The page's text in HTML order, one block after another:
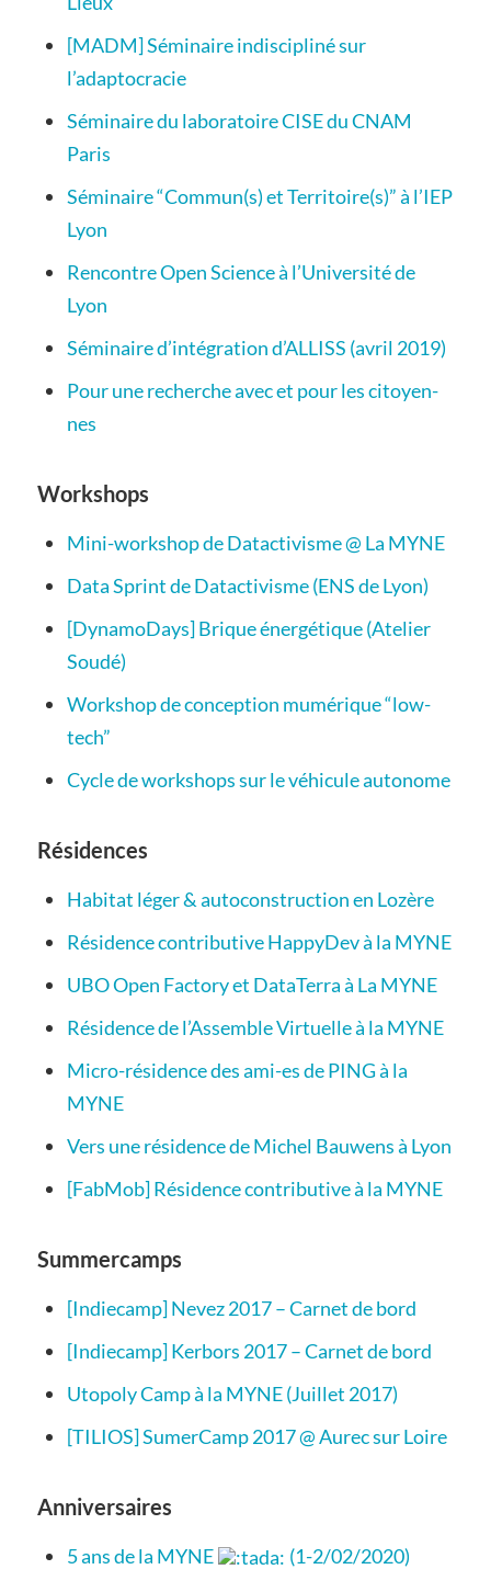
[MADM] Séminaire indiscipliné sur
l’adaptocracie
Séminaire du laboratoire CISE du CNAM
Paris
Séminaire “Commun(s) et Territoire(s)” à l’IEP
Lyon
Rencontre Open Science à l’Université de
Lyon
Séminaire d’intégration d’ALLISS (avril 2019)
Pour une recherche avec et pour les citoyen-
nes
Workshops
Mini-workshop de Datactivisme @ La MYNE
Data Sprint de Datactivisme (ENS de Lyon)
[DynamoDays] Brique énergétique (Atelier
Soudé)
Workshop de conception mumérique “low-
tech”
Cycle de workshops sur le véhicule autonome
Résidences
Habitat léger & autoconstruction en Lozère
Résidence contributive HappyDev à la MYNE
UBO Open Factory et DataTerra à La MYNE
Résidence de l’Assemble Virtuelle à la MYNE
Micro-résidence des ami-es de PING à la
MYNE
Vers une résidence de Michel Bauwens à Lyon
[FabMob] Résidence contributive à la MYNE
Summercamps
[Indiecamp] Nevez 2017 – Carnet de bord
[Indiecamp] Kerbors 2017 – Carnet de bord
Utopoly Camp à la MYNE (Juillet 2017)
[TILIOS] SumerCamp 2017 @ Aurec sur Loire
Anniversaires
5 ans de la MYNE (1-2/02/2020)